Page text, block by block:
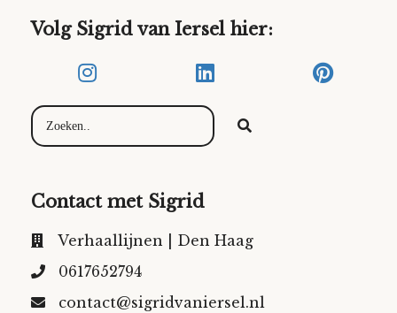
Volg Sigrid van Iersel hier:
Contact met Sigrid
Verhaallijnen | Den Haag
0617652794
contact@sigridvaniersel.nl